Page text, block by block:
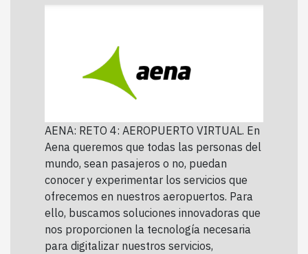
AENA: RETO 4: AEROPUERTO VIRTUAL. En
Aena queremos que todas las personas del
mundo, sean pasajeros o no, puedan
conocer y experimentar los servicios que
ofrecemos en nuestros aeropuertos. Para
ello, buscamos soluciones innovadoras que
nos proporcionen la tecnología necesaria
para digitalizar nuestros servicios,